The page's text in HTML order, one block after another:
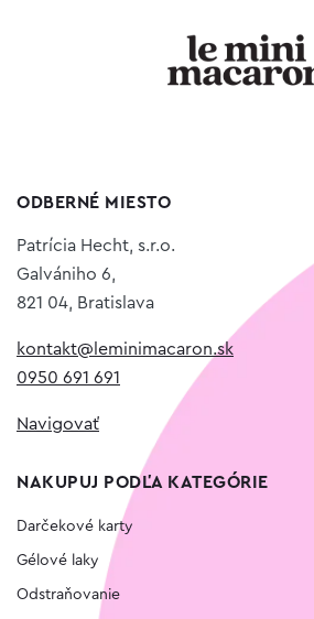
ODBERNÉ MIESTO
Patrícia Hecht, s.r.o.
Galvániho 6,
821 04, Bratislava
kontakt@leminimacaron.sk
0950 691 691
Navigovať
NAKUPUJ PODĽA KATEGÓRIE
Darčekové karty
Gélové laky
Odstraňovanie